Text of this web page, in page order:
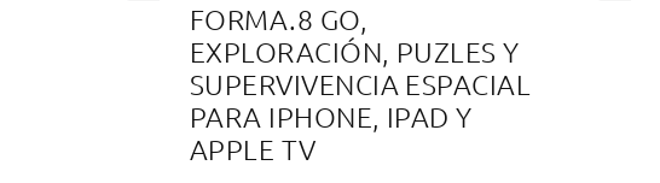
FORMA.8 GO,
EXPLORACIÓN, PUZLES Y
SUPERVIVENCIA ESPACIAL
PARA IPHONE, IPAD Y
APPLE TV